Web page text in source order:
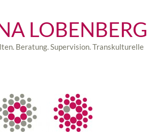
LOBENBERG
Beratung. Supervision. Transkulturelle